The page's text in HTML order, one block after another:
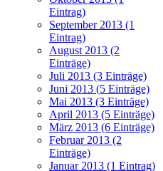
Eintrag)
September 2013 (1
Eintrag)
August 2013 (2
Einträge)
Juli 2013 (3 Einträge)
Juni 2013 (5 Einträge)
Mai 2013 (3 Einträge)
April 2013 (5 Einträge)
März 2013 (6 Einträge)
Februar 2013 (2
Einträge)
Januar 2013 (1 Eintrag)